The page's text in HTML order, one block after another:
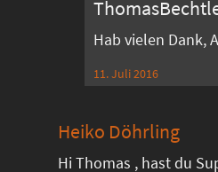
Hab vielen Dank,
11. Juli 2016
Heiko Döhrling
Hi Thomas , hast du